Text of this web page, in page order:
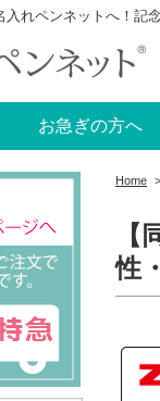
入れペンネットへ！記
お急ぎの方へ
Home >
性